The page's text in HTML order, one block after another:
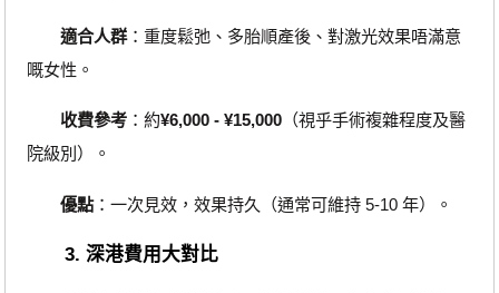
適合人群：重度鬆弛、多胎順產後、對激光效果唔滿意
嘅女性。
收費參考：約¥6,000 - ¥15,000（視乎手術複雜程度及醫
院級別）。
優點：一次見效，效果持久（通常可維持 5-10 年）。
3. 深港費用大對比